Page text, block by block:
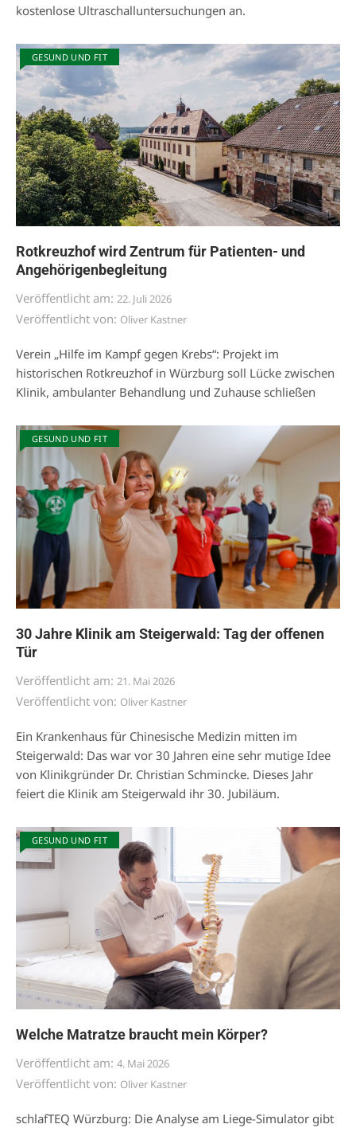
kostenlose Ultraschalluntersuchungen an.
GESUND UND FIT
Rotkreuzhof wird Zentrum für Patienten- und
Angehörigenbegleitung
Veröffentlicht am: 22. Juli 2026
Veröffentlicht von: Oliver Kastner
Verein „Hilfe im Kampf gegen Krebs“: Projekt im
historischen Rotkreuzhof in Würzburg soll Lücke zwischen
Klinik, ambulanter Behandlung und Zuhause schließen
GESUND UND FIT
30 Jahre Klinik am Steigerwald: Tag der offenen
Tür
Veröffentlicht am: 21. Mai 2026
Veröffentlicht von: Oliver Kastner
Ein Krankenhaus für Chinesische Medizin mitten im
Steigerwald: Das war vor 30 Jahren eine sehr mutige Idee
von Klinikgründer Dr. Christian Schmincke. Dieses Jahr
feiert die Klinik am Steigerwald ihr 30. Jubiläum.
GESUND UND FIT
Welche Matratze braucht mein Körper?
Veröffentlicht am: 4. Mai 2026
Veröffentlicht von: Oliver Kastner
schlafTEQ Würzburg: Die Analyse am Liege-Simulator gibt